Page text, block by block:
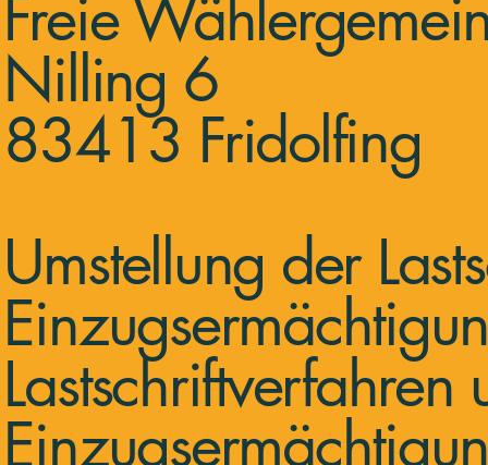
Freie
Nilling 6
83413 Fridolfing
Umstellung der